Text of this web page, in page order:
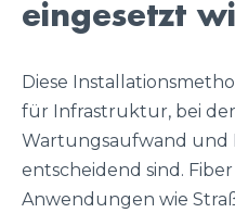
eingesetzt
Diese
für Infrastruktur, bei
Wartungsaufwand und
entscheidend sind.
Anwendungen wie